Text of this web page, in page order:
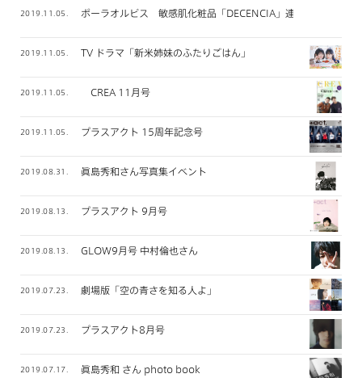
2019.11.05. ポーラオルビス 敏感肌化粧品「DECENCIA」連載
2019.11.05. TV ドラマ「新米姉妹のふたりごはん」
2019.11.05. CREA 11月号
2019.11.05. プラスアクト 15周年記念号
2019.08.31. 眞島秀和さん写真集イベント
2019.08.13. プラスアクト 9月号
2019.08.13. GLOW9月号 中村倫也さん
2019.07.23. 劇場版「空の青さを知る人よ」
2019.07.23. プラスアクト8月号
2019.07.17. 眞島秀和 さん photo book